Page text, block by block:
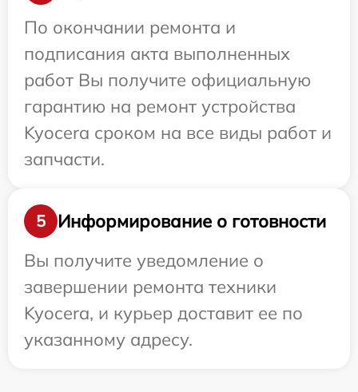
По окончании ремонта и
подписания акта выполненных
работ Вы получите официальную
гарантию на ремонт устройства
Kyocera сроком на все виды работ и
запчасти.
5
Информирование о готовности
Вы получите уведомление о
завершении ремонта техники
Kyocera, и курьер доставит ее по
указанному адресу.